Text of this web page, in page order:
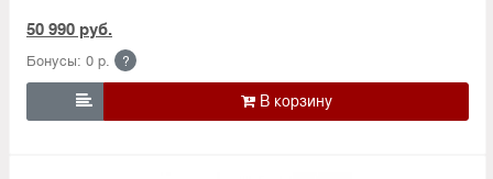
50 990 руб.
Бонусы: 0 р. ?
